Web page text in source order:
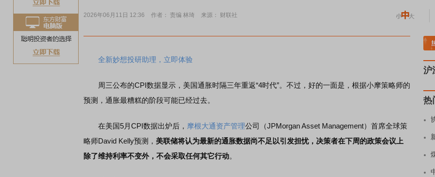
2026年06月11日 12:36 作者： 责编 林琦 来源： 财联社
全新妙想投研助理，立即体验
周三公布的CPI数据显示，美国通胀时隔三年重返“4时代”。不过，好的一面是，根据小摩策略师的
预测，通胀最糟糕的阶段可能已经过去。
在美国5月CPI数据出炉后， 摩根大通资产管理公司（JPMorgan Asset Management）首席全球策
略师David Kelly预测， 美联储将认为最新的通胀数据尚不足以引发担忧，决策者在下周的政策会议上
除了维持利率不变外，不会采取任何其它行动。
A股估值分析全览
沪
热